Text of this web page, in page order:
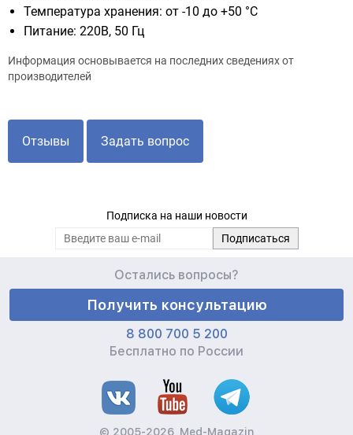
Температура хранения: от -10 до +50 °С
Питание: 220В, 50 Гц
Информация основывается на последних сведениях от
производителей
Отзывы Задать вопрос
Подписка на наши новости
Остались вопросы?
Получить консультацию
8 800 700 5 200
Бесплатно по России
© 2005-2026, Med-Magazin